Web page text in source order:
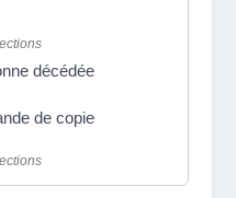
décédée
de copie